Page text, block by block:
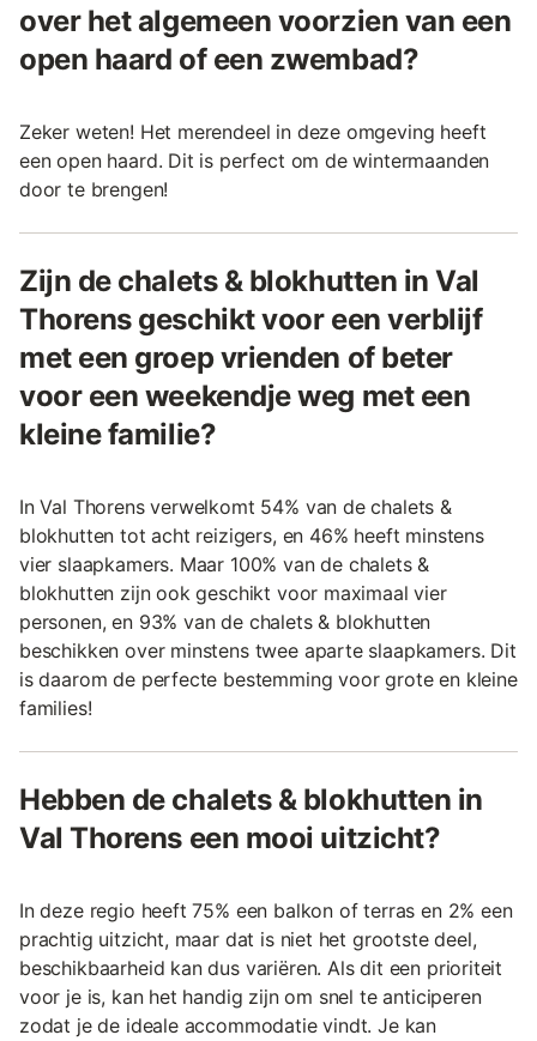
over het algemeen voorzien van een
open haard of een zwembad?
Zeker weten! Het merendeel in deze omgeving heeft
een open haard. Dit is perfect om de wintermaanden
door te brengen!
Zijn de chalets & blokhutten in Val
Thorens geschikt voor een verblijf
met een groep vrienden of beter
voor een weekendje weg met een
kleine familie?
In Val Thorens verwelkomt 54% van de chalets &
blokhutten tot acht reizigers, en 46% heeft minstens
vier slaapkamers. Maar 100% van de chalets &
blokhutten zijn ook geschikt voor maximaal vier
personen, en 93% van de chalets & blokhutten
beschikken over minstens twee aparte slaapkamers. Dit
is daarom de perfecte bestemming voor grote en kleine
families!
Hebben de chalets & blokhutten in
Val Thorens een mooi uitzicht?
In deze regio heeft 75% een balkon of terras en 2% een
prachtig uitzicht, maar dat is niet het grootste deel,
beschikbaarheid kan dus variëren. Als dit een prioriteit
voor je is, kan het handig zijn om snel te anticiperen
zodat je de ideale accommodatie vindt. Je kan